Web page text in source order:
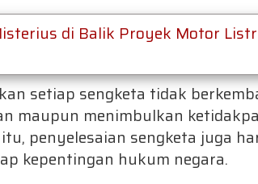
di Balik Proyek Motor
setiap sengketa tidak
maupun menimbulkan
penyelesaian sengketa juga
kepentingan hukum negara.